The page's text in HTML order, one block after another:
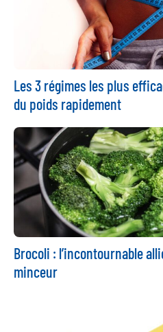
Les 3 régimes les plus
du poids rapidement
Brocoli : l’incontournable
minceur